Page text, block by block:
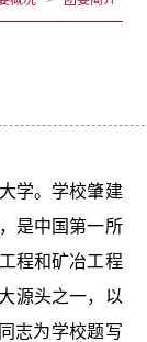
学。学校肇建
是中国第一所
程和矿冶工程
源头之一，以
志为学校题写